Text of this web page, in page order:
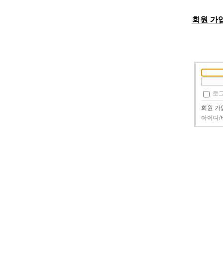
회원 가
로
회원 가
아이디/